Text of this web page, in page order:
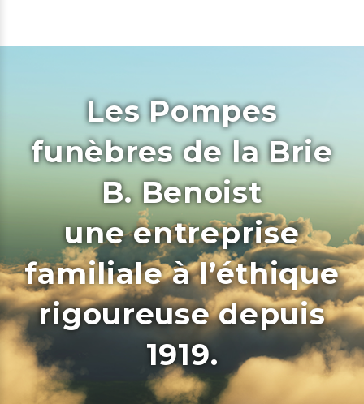
Les Pompes
funèbres de la Brie
B. Benoist
une entreprise
familiale à l’éthique
rigoureuse depuis
1919.